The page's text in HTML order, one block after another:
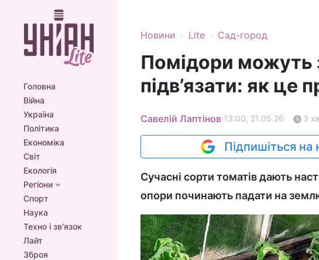
Головна
Війна
Україна
Політика
Економіка
Світ
Екологія
Регіони
Спорт
Наука
Техно і зв'язок
Лайт
Зброя
Новини › Lite › Сад-город
Помідори можуть
підв’язати: як це
Савелій Лаптінов 13:00, 21.05.26 3
Підпишіться на
Сучасні сорти томатів дають
опори починають падати на